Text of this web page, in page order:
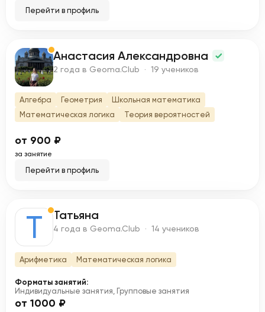
Перейти в профиль
А Анастасия Александровна
2 года в Geoma.Club · 19 учеников
Алгебра Геометрия
Школьная математика
Математическая логика
Теория вероятностей
от 900 ₽
за занятие
Перейти в профиль
Т Татьяна
4 года в Geoma.Club · 14 учеников
Арифметика Математическая логика
Форматы занятий:
Индивидуальные занятия, Групповые занятия
от 1000 ₽